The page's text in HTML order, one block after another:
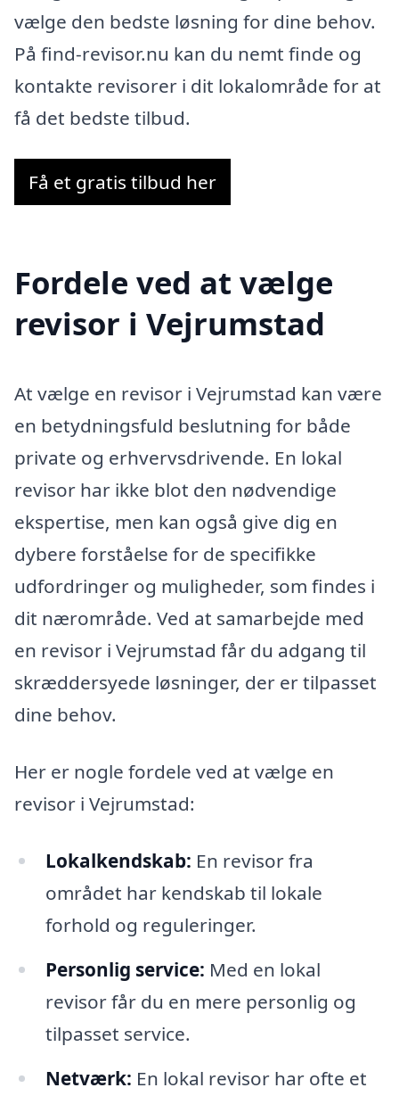
vælge den bedste løsning for dine behov.
På find-revisor.nu kan du nemt finde og
kontakte revisorer i dit lokalområde for at
få det bedste tilbud.
Få et gratis tilbud her
Fordele ved at vælge
revisor i Vejrumstad
At vælge en revisor i Vejrumstad kan være
en betydningsfuld beslutning for både
private og erhvervsdrivende. En lokal
revisor har ikke blot den nødvendige
ekspertise, men kan også give dig en
dybere forståelse for de specifikke
udfordringer og muligheder, som findes i
dit nærområde. Ved at samarbejde med
en revisor i Vejrumstad får du adgang til
skræddersyede løsninger, der er tilpasset
dine behov.
Her er nogle fordele ved at vælge en
revisor i Vejrumstad:
Lokalkendskab: En revisor fra
området har kendskab til lokale
forhold og reguleringer.
Personlig service: Med en lokal
revisor får du en mere personlig og
tilpasset service.
Netværk: En lokal revisor har ofte et